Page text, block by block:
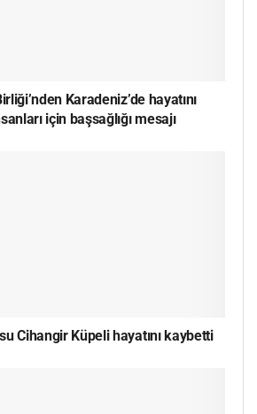
Karadeniz’de hayatını
için başsağlığı mesajı
Cihangir Küpeli hayatını kaybetti